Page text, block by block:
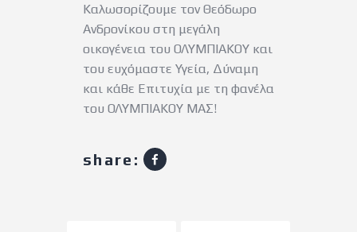
Καλωσορίζουμε τον Θεόδωρο
Ανδρονίκου στη μεγάλη
οικογένεια του ΟΛΥΜΠΙΑΚΟΥ και
του ευχόμαστε Υγεία, Δύναμη
και κάθε Επιτυχία με τη φανέλα
του ΟΛΥΜΠΙΑΚΟΥ ΜΑΣ!
share: